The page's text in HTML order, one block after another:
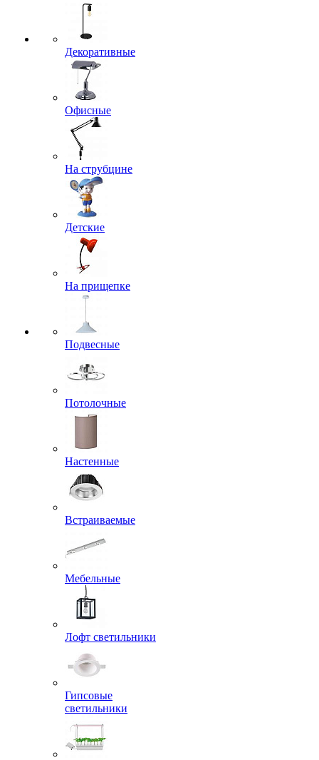
Декоративные
Офисные
На струбцине
Детские
На прищепке
Подвесные
Потолочные
Настенные
Встраиваемые
Мебельные
Лофт светильники
Гипсовые
светильники